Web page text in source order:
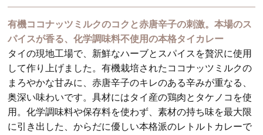
有機ココナッツミルクのコクと赤唐辛子の刺激。本場のス
パイスが香る、化学調味料不使用の本格タイカレー
タイの現地工場で、新鮮なハーブとスパイスを贅沢に使用
して作り上げました。有機栽培されたココナッツミルクの
まろやかな甘みに、赤唐辛子のキレのある辛みが重なる、
奥深い味わいです。具材にはタイ産の鶏肉とタケノコを使
用。化学調味料や保存料を使わず、素材の持ち味を最大限
に引き出した、からだに優しい本格派のレトルトカレーで